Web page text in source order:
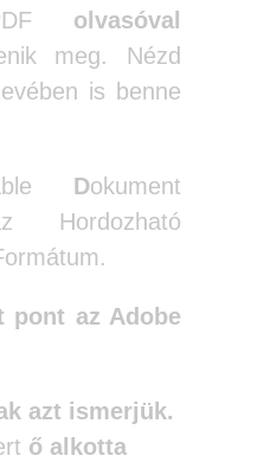
olvasóval
meg. Nézd
is benne
Dokument
Hordozható
pont az Adobe
azt ismerjük.
ő alkotta